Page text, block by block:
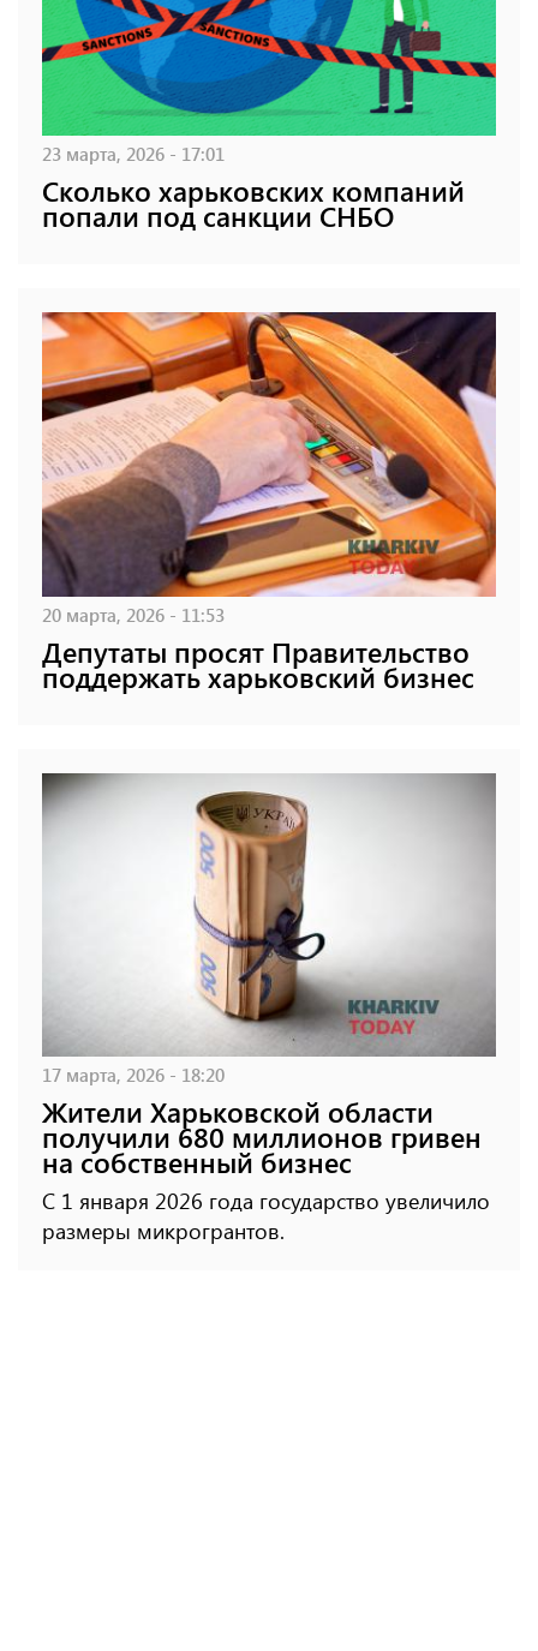
23 марта, 2026 - 17:01
Сколько харьковских компаний
попали под санкции СНБО
20 марта, 2026 - 11:53
Депутаты просят Правительство
поддержать харьковский бизнес
17 марта, 2026 - 18:20
Жители Харьковской области
получили 680 миллионов гривен
на собственный бизнес
С 1 января 2026 года государство увеличило
размеры микрогрантов.